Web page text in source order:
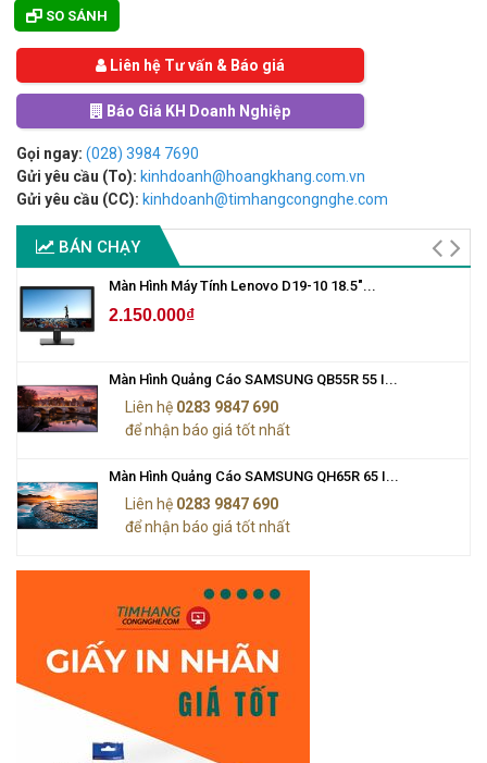
SO SÁNH
Liên hệ Tư vấn & Báo giá
Báo Giá KH Doanh Nghiệp
Gọi ngay: (028) 3984 7690
Gửi yêu cầu (To): kinhdoanh@hoangkhang.com.vn
Gửi yêu cầu (CC): kinhdoanh@timhangcongnghe.com
BÁN CHẠY
Màn Hình Máy Tính Lenovo D19-10 18.5"...
2.150.000₫
Màn Hình Quảng Cáo SAMSUNG QB55R 55 I...
Liên hệ 0283 9847 690
để nhận báo giá tốt nhất
Màn Hình Quảng Cáo SAMSUNG QH65R 65 I...
Liên hệ 0283 9847 690
để nhận báo giá tốt nhất